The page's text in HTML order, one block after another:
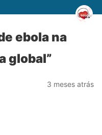
ebola na
global”
3 meses atrás